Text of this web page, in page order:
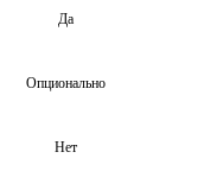
Да
Опционально
Нет